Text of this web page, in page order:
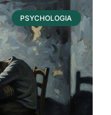
PSYCHOLOGIA